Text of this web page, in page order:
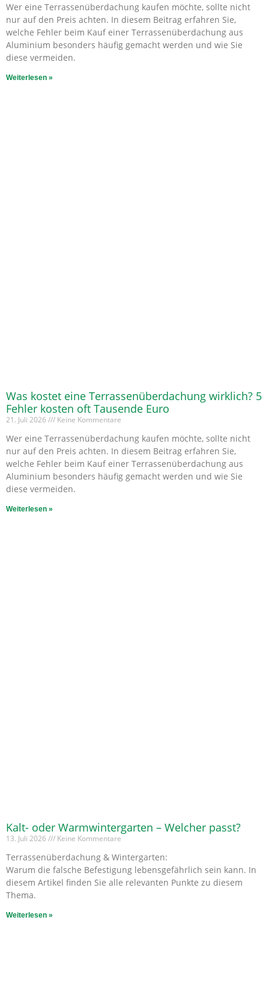
Wer eine Terrassenüberdachung kaufen möchte, sollte nicht
nur auf den Preis achten. In diesem Beitrag erfahren Sie,
welche Fehler beim Kauf einer Terrassenüberdachung aus
Aluminium besonders häufig gemacht werden und wie Sie
diese vermeiden.
Weiterlesen »
Was kostet eine Terrassenüberdachung wirklich? 5
Fehler kosten oft Tausende Euro
21. Juli 2026 Keine Kommentare
Wer eine Terrassenüberdachung kaufen möchte, sollte nicht
nur auf den Preis achten. In diesem Beitrag erfahren Sie,
welche Fehler beim Kauf einer Terrassenüberdachung aus
Aluminium besonders häufig gemacht werden und wie Sie
diese vermeiden.
Weiterlesen »
Kalt- oder Warmwintergarten – Welcher passt?
13. Juli 2026 Keine Kommentare
Terrassenüberdachung & Wintergarten:
Warum die falsche Befestigung lebensgefährlich sein kann. In
diesem Artikel finden Sie alle relevanten Punkte zu diesem
Thema.
Weiterlesen »